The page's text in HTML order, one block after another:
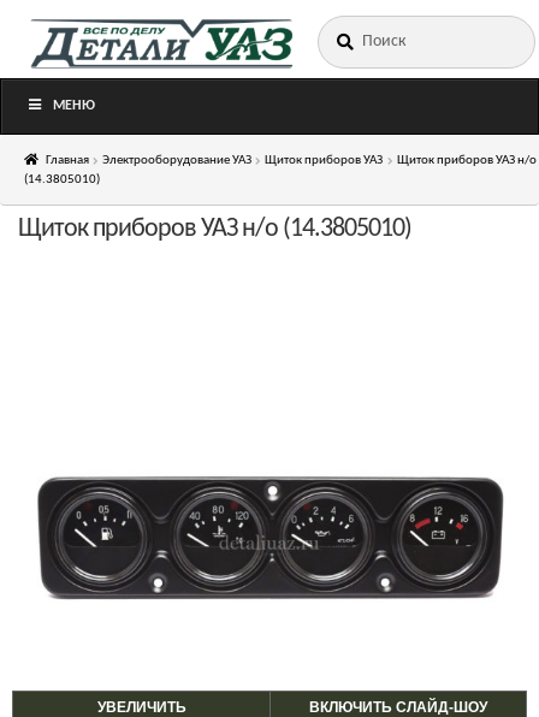
Перейти
Перейти
Искать:
МЕНЮ
Главная Электрооборудование УАЗ Щиток приборов УАЗ
Щиток приборов УАЗ н/о
(14.3805010)
УВЕЛИЧИТЬ ВКЛЮЧИТЬ СЛАЙД-ШОУ
Щиток приборов УАЗ н/о (14.3805010)